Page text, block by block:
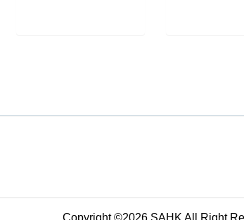
Copyright ©2026 SAHK All Right